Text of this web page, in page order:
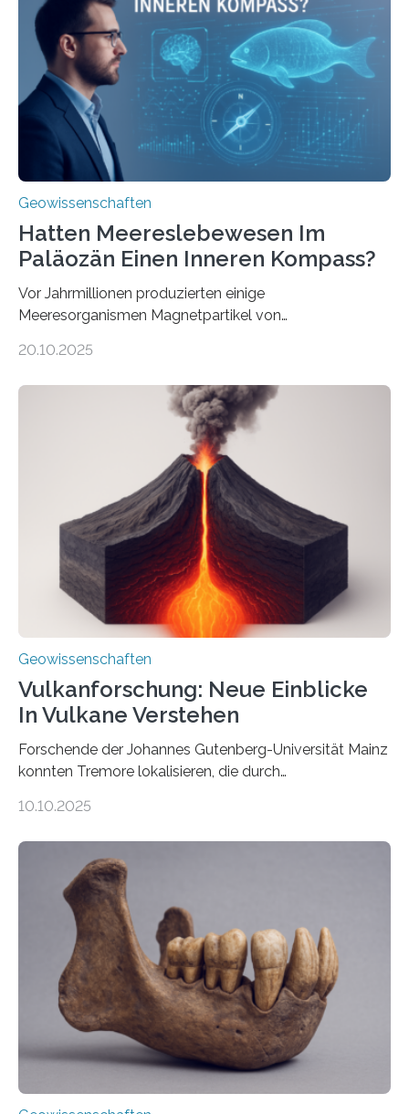
& Environment erschienen. Die Studie fasst bestehende
Forschungsergebnisse zusammen und interpretiert sie
neu, um zu erklären, wie Eisen, das aus hydrothermalen
Systemen freigesetzt wird, über ganze Ozeanbecken
transportiert werden kann. „Das…
Geowissenschaften
Hatten Meereslebewesen Im
Paläozän Einen Inneren Kompass?
Vor Jahrmillionen produzierten einige
Meeresorganismen Magnetpartikel von
Sedimenten zu finden sind. Nun ist es einem
Domänen auf einem dieser „Riesenmagnetfossilien” mit
einer raffinierten Methode an der Diamond-
Röntgenquelle zu kartieren. Ihre Analyse zeigt, dass
diese Partikel es den Organismen ermöglicht haben
könnten, winzige Schwankungen sowohl in der
Richtung als auch in der Intensität des Erdmagnetfelds
wahrzunehmen. Dadurch konnten sie sich verorten und
über den Ozean navigieren. Vor einigen Jahren…
20.10.2025
Geowissenschaften
Vulkanforschung: Neue Einblicke
In Vulkane Verstehen
Forschende der Johannes Gutenberg-Universität Mainz
konnten Tremore lokalisieren, die durch
Vulkan? Was passiert in der Erde darunter? Wo
erzeugt durch Magma oder Gase, die sich durch
Schlote einen Weg nach oben bahnen? Jun.-Prof. Dr.
Miriam Christina Reiss, Vulkanseismologin an der
Johannes Gutenberg-Universität Mainz (JGU), und ihr
Team haben am Vulkan Oldoinyo Lengai in Tansania
solche Tremore lokalisiert. „Wir konnten die Tremore
nicht nur nachweisen, sondern ihren Ort in…
10.10.2025